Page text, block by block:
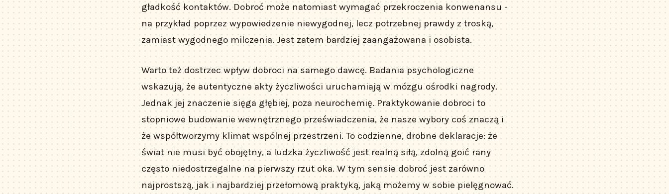
gładkość kontaktów. Dobroć może natomiast wymagać przekroczenia konwenansu -
na przykład poprzez wypowiedzenie niewygodnej, lecz potrzebnej prawdy z troską,
zamiast wygodnego milczenia. Jest zatem bardziej zaangażowana i osobista.
Warto też dostrzec wpływ dobroci na samego dawcę. Badania psychologiczne
wskazują, że autentyczne akty życzliwości uruchamiają w mózgu ośrodki nagrody.
Jednak jej znaczenie sięga głębiej, poza neurochemię. Praktykowanie dobroci to
stopniowe budowanie wewnętrznego przeświadczenia, że nasze wybory coś znaczą i
że współtworzymy klimat wspólnej przestrzeni. To codzienne, drobne deklaracje: że
świat nie musi być obojętny, a ludzka życzliwość jest realną siłą, zdolną goić rany
często niedostrzegalne na pierwszy rzut oka. W tym sensie dobroć jest zarówno
najprostszą, jak i najbardziej przełomową praktyką, jaką możemy w sobie pielęgnować.